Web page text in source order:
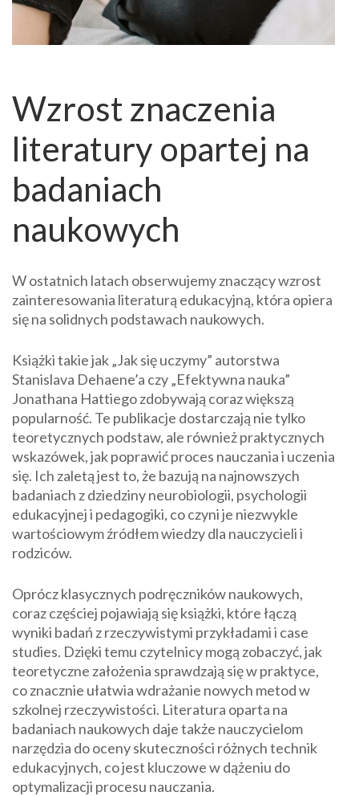
Wzrost znaczenia
literatury opartej na
badaniach
naukowych
W ostatnich latach obserwujemy znaczący wzrost
zainteresowania literaturą edukacyjną, która opiera
się na solidnych podstawach naukowych.
Książki takie jak „Jak się uczymy” autorstwa
Stanislava Dehaene’a czy „Efektywna nauka”
Jonathana Hattiego zdobywają coraz większą
popularność. Te publikacje dostarczają nie tylko
teoretycznych podstaw, ale również praktycznych
wskazówek, jak poprawić proces nauczania i uczenia
się. Ich zaletą jest to, że bazują na najnowszych
badaniach z dziedziny neurobiologii, psychologii
edukacyjnej i pedagogiki, co czyni je niezwykle
wartościowym źródłem wiedzy dla nauczycieli i
rodziców.
Oprócz klasycznych podręczników naukowych,
coraz częściej pojawiają się książki, które łączą
wyniki badań z rzeczywistymi przykładami i case
studies. Dzięki temu czytelnicy mogą zobaczyć, jak
teoretyczne założenia sprawdzają się w praktyce,
co znacznie ułatwia wdrażanie nowych metod w
szkolnej rzeczywistości. Literatura oparta na
badaniach naukowych daje także nauczycielom
narzędzia do oceny skuteczności różnych technik
edukacyjnych, co jest kluczowe w dążeniu do
optymalizacji procesu nauczania.